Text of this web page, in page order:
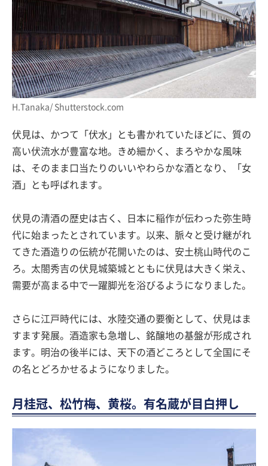
H.Tanaka/ Shutterstock.com
伏見は、かつて「伏水」とも書かれていたほどに、質の
高い伏流水が豊富な地。きめ細かく、まろやかな風味
は、そのまま口当たりのいいやわらかな酒となり、「女
酒」とも呼ばれます。
伏見の清酒の歴史は古く、日本に稲作が伝わった弥生時
代に始まったとされています。以来、脈々と受け継がれ
てきた酒造りの伝統が花開いたのは、安土桃山時代のこ
ろ。太閤秀吉の伏見城築城とともに伏見は大きく栄え、
需要が高まる中で一躍脚光を浴びるようになりました。
さらに江戸時代には、水陸交通の要衡として、伏見はま
すます発展。酒造家も急増し、銘醸地の基盤が形成され
ます。明治の後半には、天下の酒どころとして全国にそ
の名とどろかせるようになりました。
月桂冠、松竹梅、黄桜。有名蔵が目白押し